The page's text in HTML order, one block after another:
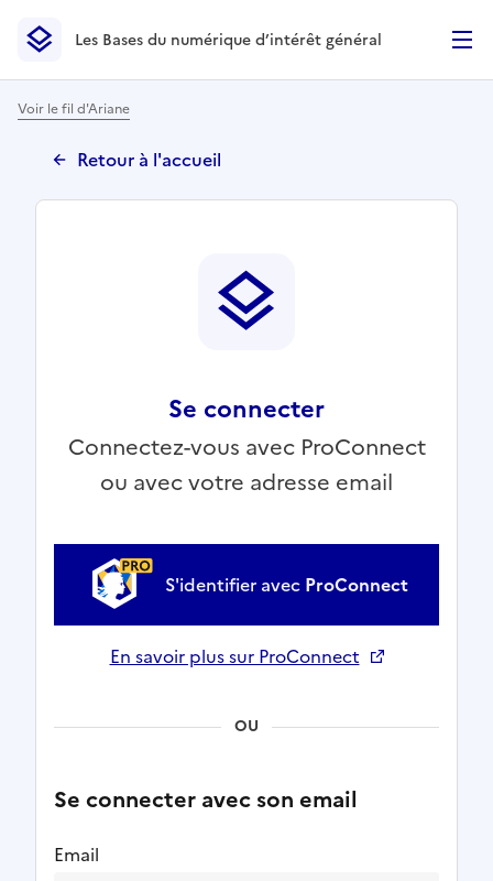
Les Bases du numérique d’intérêt général- Retour à la
Les Bases du numérique d’intérêt général
Voir le fil d'Ariane
Retour à l'accueil
Se connecter
Connectez-vous avec ProConnect
ou avec votre adresse email
S'identifier avec ProConnect
En savoir plus sur ProConnect
OU
Se connecter avec son email
Email